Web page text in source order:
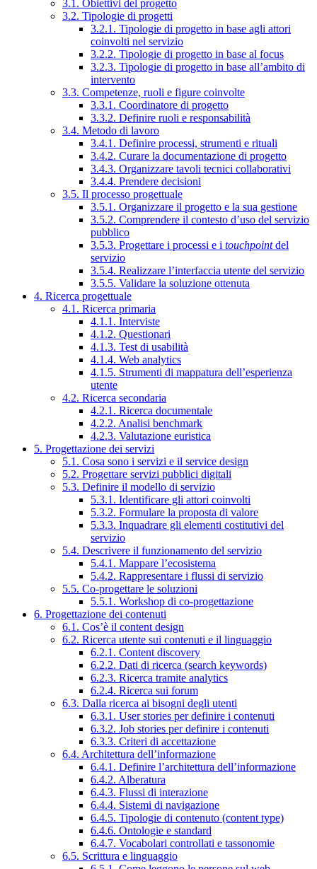
3.1. Obiettivi del progetto
3.2. Tipologie di progetti
3.2.1. Tipologie di progetto in base agli attori
coinvolti nel servizio
3.2.2. Tipologie di progetto in base al focus
3.2.3. Tipologie di progetto in base all’ambito di
intervento
3.3. Competenze, ruoli e figure coinvolte
3.3.1. Coordinatore di progetto
3.3.2. Definire ruoli e responsabilità
3.4. Metodo di lavoro
3.4.1. Definire processi, strumenti e rituali
3.4.2. Curare la documentazione di progetto
3.4.3. Organizzare tavoli tecnici collaborativi
3.4.4. Prendere decisioni
3.5. Il processo progettuale
3.5.1. Organizzare il progetto e la sua gestione
3.5.2. Comprendere il contesto d’uso del servizio
pubblico
3.5.3. Progettare i processi e i touchpointdel
servizio
3.5.4. Realizzare l’interfaccia utente del servizio
3.5.5. Validare la soluzione ottenuta
4. Ricerca progettuale
4.1. Ricerca primaria
4.1.1. Interviste
4.1.2. Questionari
4.1.3. Test di usabilità
4.1.4. Web analytics
4.1.5. Strumenti di mappatura dell’esperienza
utente
4.2. Ricerca secondaria
4.2.1. Ricerca documentale
4.2.2. Analisi benchmark
4.2.3. Valutazione euristica
5. Progettazione dei servizi
5.1. Cosa sono i servizi e il service design
5.2. Progettare servizi pubblici digitali
5.3. Definire il modello di servizio
5.3.1. Identificare gli attori coinvolti
5.3.2. Formulare la proposta di valore
5.3.3. Inquadrare gli elementi costitutivi del
servizio
5.4. Descrivere il funzionamento del servizio
5.4.1. Mappare l’ecosistema
5.4.2. Rappresentare i flussi di servizio
5.5. Co-progettare le soluzioni
5.5.1. Workshop di co-progettazione
6. Progettazione dei contenuti
6.1. Cos’è il content design
6.2. Ricerca utente sui contenuti e il linguaggio
6.2.1. Content discovery
6.2.2. Dati di ricerca (search keywords)
6.2.3. Ricerca tramite analytics
6.2.4. Ricerca sui forum
6.3. Dalla ricerca ai bisogni degli utenti
6.3.1. User stories per definire i contenuti
6.3.2. Job stories per definire i contenuti
6.3.3. Criteri di accettazione
6.4. Architettura dell’informazione
6.4.1. Definire l’architettura dell’informazione
6.4.2. Alberatura
6.4.3. Flussi di interazione
6.4.4. Sistemi di navigazione
6.4.5. Tipologie di contenuto (content type)
6.4.6. Ontologie e standard
6.4.7. Vocabolari controllati e tassonomie
6.5. Scrittura e linguaggio